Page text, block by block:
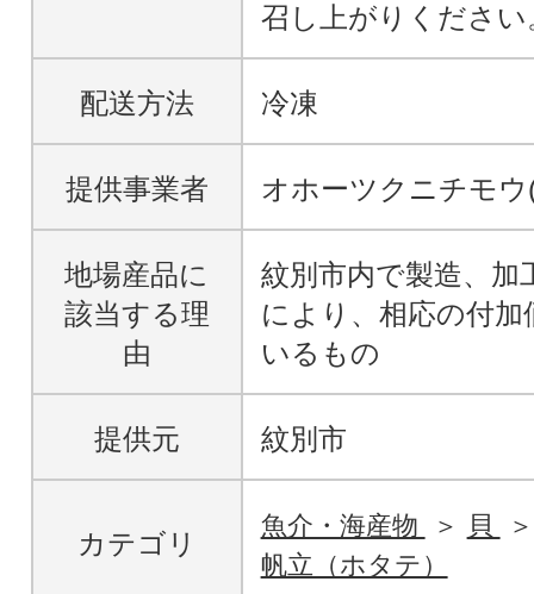
召し上がりください
配送方法 冷凍
提供事業者 オホーツクニチモウ
地場産品に
該当する理
由
紋別市内で製造、加
により、相応の付加
いるもの
提供元 紋別市
カテゴリ
魚介・海産物
貝
帆立（ホタテ）